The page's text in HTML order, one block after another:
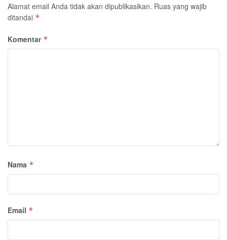
Alamat email Anda tidak akan dipublikasikan. Ruas yang wajib
ditandai *
Komentar *
Nama *
Email *